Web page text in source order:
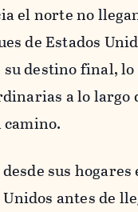
el norte no
de Estados
destino final, lo
a lo largo
sus
antes de